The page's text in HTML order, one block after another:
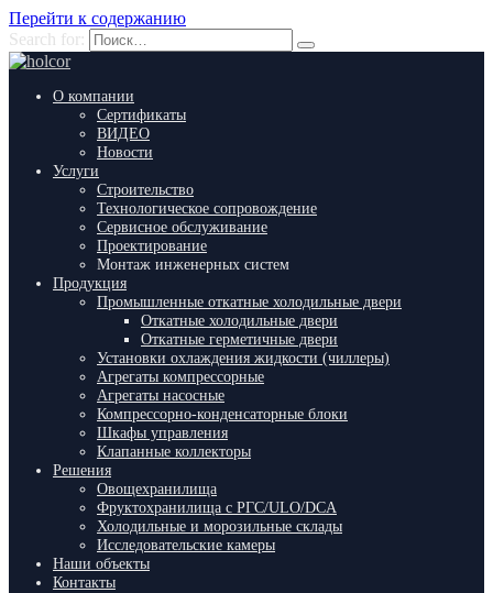
Перейти к содержанию
Search for:
О компании
Сертификаты
ВИДЕО
Новости
Услуги
Строительство
Технологическое сопровождение
Сервисное обслуживание
Проектирование
Монтаж инженерных систем
Продукция
Промышленные откатные холодильные двери
Откатные холодильные двери
Откатные герметичные двери
Установки охлаждения жидкости (чиллеры)
Агрегаты компрессорные
Агрегаты насосные
Компрессорно-конденсаторные блоки
Шкафы управления
Клапанные коллекторы
Решения
Овощехранилища
Фруктохранилища с РГС/ULO/DCA
Холодильные и морозильные склады
Исследовательские камеры
Наши объекты
Контакты